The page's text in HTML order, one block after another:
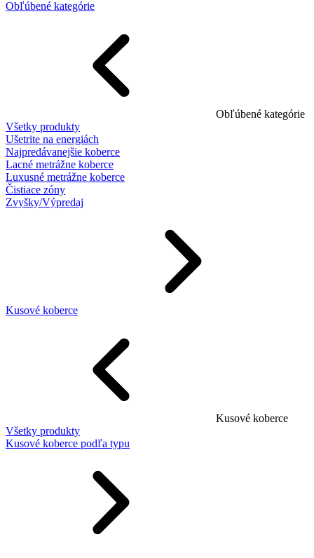
Obľúbené kategórie
Obľúbené kategórie
Všetky produkty
Ušetrite na energiách
Najpredávanejšie koberce
Lacné metrážne koberce
Luxusné metrážne koberce
Čistiace zóny
Zvyšky/Výpredaj
Kusové koberce
Kusové koberce
Všetky produkty
Kusové koberce podľa typu